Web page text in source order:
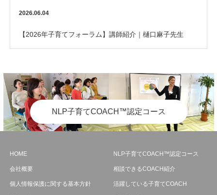
「私の期待」だったかもしれない
2026.06.04
【2026年子育てフォーラム】講師紹介｜樋口麻子先生
NLP子育てCOACH™認定コース
HOME
会社概要
個人情報保護に関する基本方針
NLP子育てCOACH™認定コース
相談できるCOACH紹介
活躍している子育てCOACH